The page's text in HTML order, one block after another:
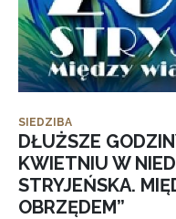
SIEDZIBA
DŁUŻSZE
KWIETNIU W
STRYJEŃSKA.
OBRZĘDEM”